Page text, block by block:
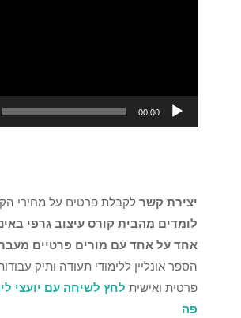
00:00
יצירת קשרלקבלת פרטים על מחירי
לומדים מהבית קורס עיצוב גרפי
אחד על אחד עם מורים פרטיים
הספר אונליין ללימודי תעודה ותיק
פרטית ואישית לחץ לשיחה עם יועצי
פה